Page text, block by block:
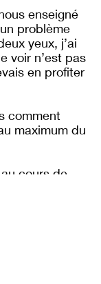
enseigné
problème
yeux, j’ai
voir n’est pas
en profiter
comment
maximum du
cours de